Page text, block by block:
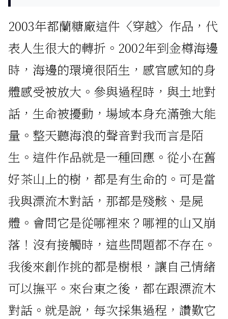
2003年都蘭糖廠這件〈穿越〉作品，代
表人生很大的轉折。2002年到金樽海邊
時，海邊的環境很陌生，感官感知的身
體感受被放大。參與過程時，與土地對
話，生命被擾動，場域本身充滿強大能
量。整天聽海浪的聲音對我而言是陌
生。這件作品就是一種回應。從小在舊
好茶山上的樹，都是有生命的。可是當
我與漂流木對話，那都是殘骸、是屍
體。會問它是從哪裡來？哪裡的山又崩
落！沒有接觸時，這些問題都不存在。
我後來創作挑的都是樹根，讓自己情緒
可以撫平。來台東之後，都在跟漂流木
對話。就是說，每次採集過程，讚歎它